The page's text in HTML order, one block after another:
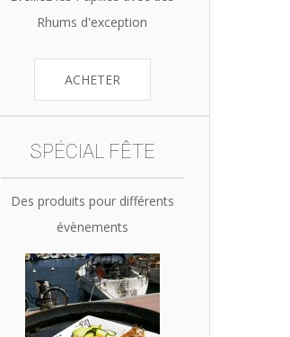
Rhums d'exception
ACHETER
SPÉCIAL FÊTE
Des produits pour différents
évènements